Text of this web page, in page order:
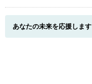
あなたの未来を応援します